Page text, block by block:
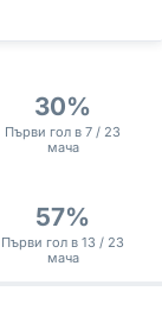
30%
Първи гол в 7 / 23
мача
57%
Първи гол в 13 / 23
мача